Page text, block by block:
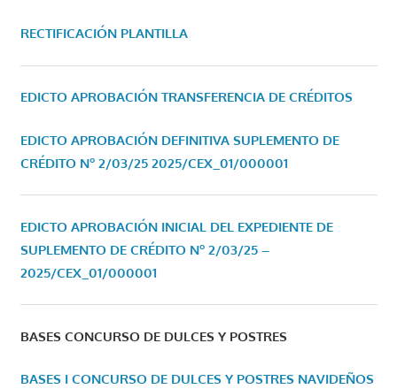
RECTIFICACIÓN PLANTILLA
EDICTO APROBACIÓN TRANSFERENCIA DE CRÉDITOS
EDICTO APROBACIÓN DEFINITIVA SUPLEMENTO DE
CRÉDITO Nº 2/03/25 2025/CEX_01/000001
EDICTO APROBACIÓN INICIAL DEL EXPEDIENTE DE
SUPLEMENTO DE CRÉDITO Nº 2/03/25 –
2025/CEX_01/000001
BASES CONCURSO DE DULCES Y POSTRES
BASES I CONCURSO DE DULCES Y POSTRES NAVIDEÑOS